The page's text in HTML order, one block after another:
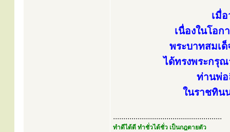
เมื่
เนื่องในโอ
พระบาทสมเ
ได้ทรงพระกรุ
ท่านพ่อ
ในราชทิน
.....................................................
ทำดีได้ดี ทำชั่วได้ชั่ว เป็นกฎตายตัว